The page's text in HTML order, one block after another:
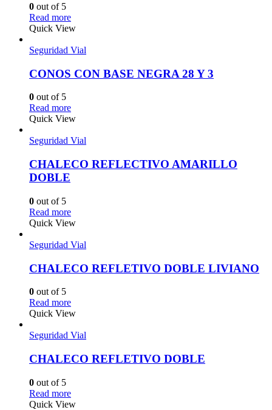
0 out of 5
Read more
Quick View
Seguridad Vial
CONOS CON BASE NEGRA 28 Y 3
0 out of 5
Read more
Quick View
Seguridad Vial
CHALECO REFLECTIVO AMARILLO
DOBLE
0 out of 5
Read more
Quick View
Seguridad Vial
CHALECO REFLETIVO DOBLE LIVIANO
0 out of 5
Read more
Quick View
Seguridad Vial
CHALECO REFLETIVO DOBLE
0 out of 5
Read more
Quick View